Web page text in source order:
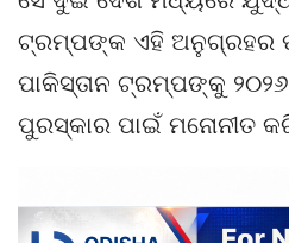
ଟ୍ରମ୍ପଙ୍କ ଏହି ଅନୁଗ୍ରହର
ପାକିସ୍ତାନ ଟ୍ରମ୍ପଙ୍କୁ
ପୁରସ୍କାର ପାଇଁ ମନୋନୀତ